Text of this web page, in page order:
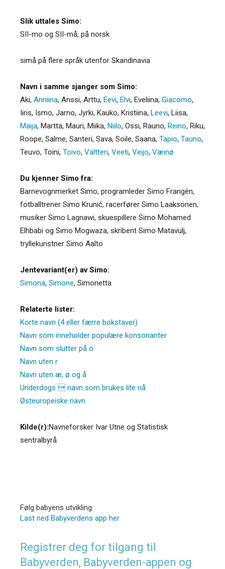
Slik uttales Simo:
SII-mo og SII-må, på norsk
simå på flere språk utenfor Skandinavia
Navn i samme sjanger som Simo:
Aki, Anniina, Anssi, Arttu, Eevi, Elvi, Eveliina, Giacomo,
Iiris, Ismo, Jarno, Jyrki, Kauko, Kristiina, Leevi, Liisa,
Maija, Martta, Mauri, Miika, Niilo, Ossi, Rauno, Reino, Riku,
Roope, Salme, Santeri, Sava, Soile, Saana, Tapio, Tauno,
Teuvo, Toini, Toivo, Valtteri, Veeti, Veijo, Væinø
Du kjenner Simo fra:
Barnevognmerket Simo, programleder Simo Frangén,
fotballtrener Simo Krunić, racerfører Simo Laaksonen,
musiker Simo Lagnawi, skuespillere Simo Mohamed
Elhbabi og Simo Mogwaza, skribent Simo Matavulj,
tryllekunstner Simo Aalto
Jentevariant(er) av Simo:
Simona, Simone, Simonetta
Relaterte lister:
Korte navn (4 eller færre bokstaver)
Navn som inneholder populære konsonanter
Navn som slutter på o
Navn uten r
Navn uten æ, ø og å
Underdogs  navn som brukes lite nå
Østeuropeiske navn
Kilde(r):Navneforsker Ivar Utne og Statistisk
sentralbyrå.
Følg babyens utvikling:
Last ned Babyverdens app her
Registrer deg for tilgang til
Babyverden, Babyverden-appen og